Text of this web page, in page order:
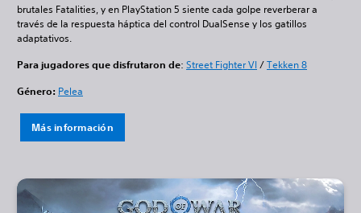
brutales Fatalities, y en PlayStation 5 siente cada golpe reverberar a
través de la respuesta háptica del control DualSense y los gatillos
adaptativos.
Para jugadores que disfrutaron de: Street Fighter VI /Tekken 8
Género: Pelea
Más información